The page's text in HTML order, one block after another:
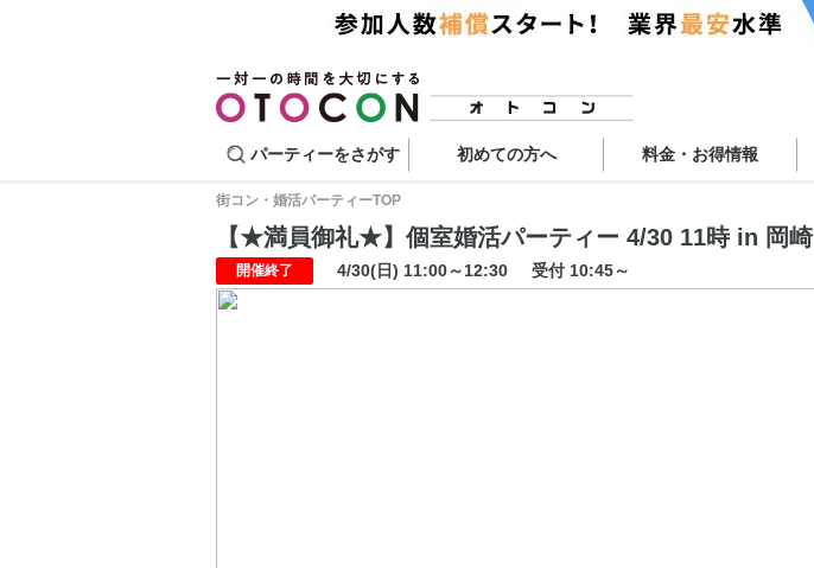
パーティーをさがす 初めての方へ 料金・お得情報
街コン・婚活パーティーTOP
【★満員御礼★】個室婚活パーティー 4/30 11時 in 岡崎
開催終了 4/30(日) 11:00～12:30 受付 10:45～